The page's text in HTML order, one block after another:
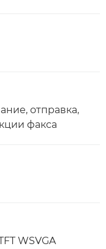
отправка,
факса
WSVGA